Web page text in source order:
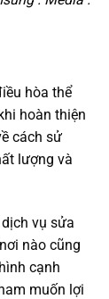
hòa thể
hoàn thiện
cách sử
lượng và
vụ sửa
nào cũng
cạnh
muốn lợi